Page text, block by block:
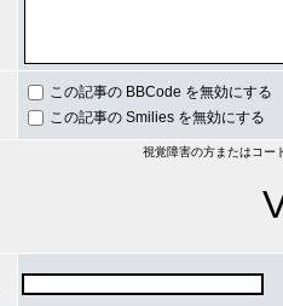
この記事の BBCode を無効にする
この記事の Smilies を無効にする
視覚障害の方またはコー